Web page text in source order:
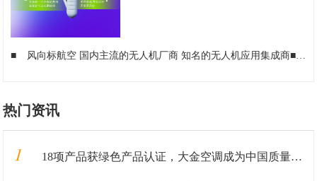
■ 风向标航空 国内主流的无人机厂商 知名的无人机应用集成商■
热门资讯
1 18项产品获绿色产品认证，大金空调成为中国质量认证中心“绿色产品首批获证企业”